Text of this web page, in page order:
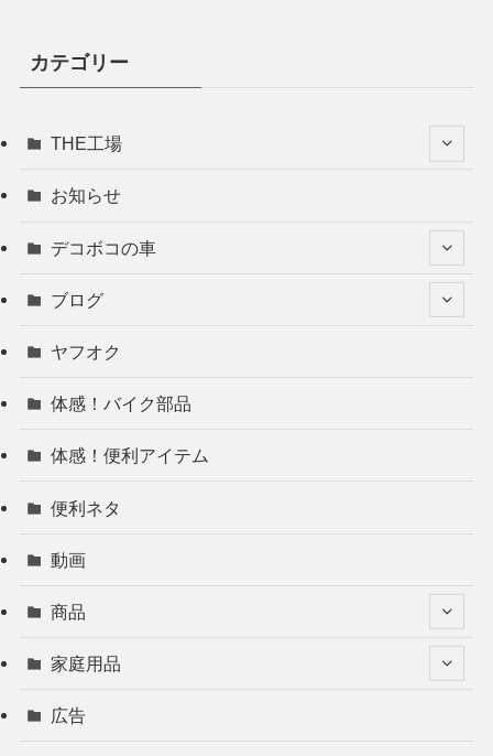
カテゴリー
THE工場
お知らせ
デコボコの車
ブログ
ヤフオク
体感！バイク部品
体感！便利アイテム
便利ネタ
動画
商品
家庭用品
広告